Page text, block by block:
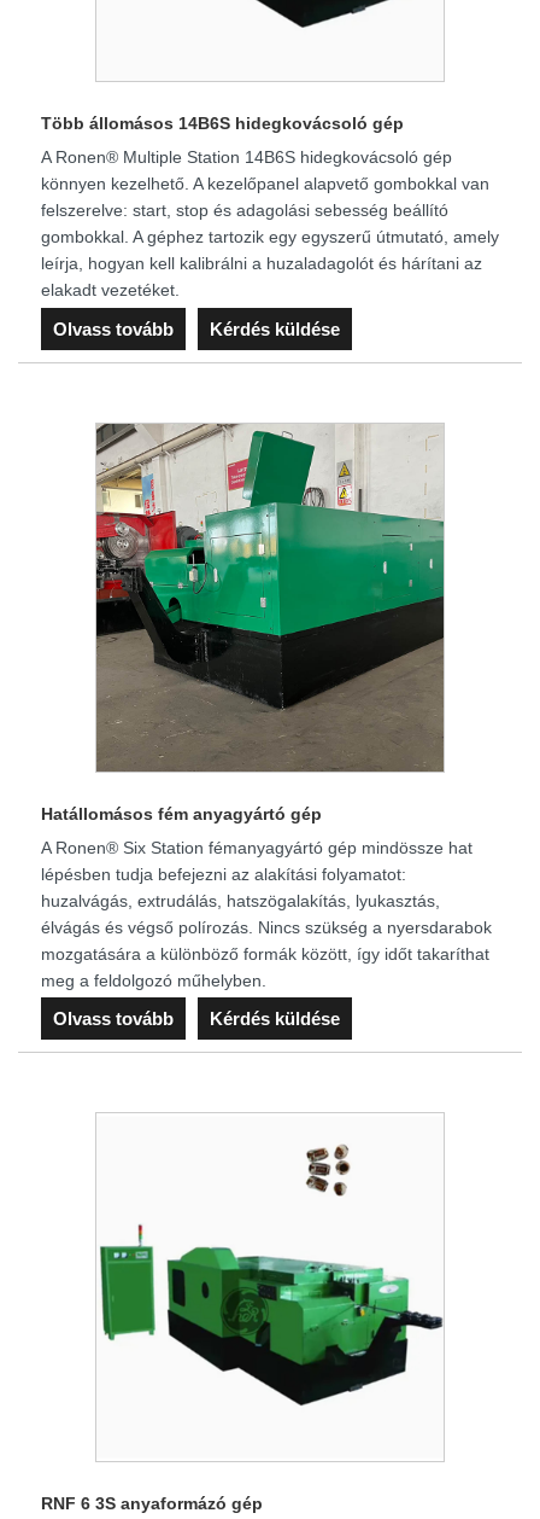
Több állomásos 14B6S hidegkovácsoló gép
A Ronen® Multiple Station 14B6S hidegkovácsoló gép
könnyen kezelhető. A kezelőpanel alapvető gombokkal van
felszerelve: start, stop és adagolási sebesség beállító
gombokkal. A géphez tartozik egy egyszerű útmutató, amely
leírja, hogyan kell kalibrálni a huzaladagolót és hárítani az
elakadt vezetéket.
Olvass tovább Kérdés küldése
Hatállomásos fém anyagyártó gép
A Ronen® Six Station fémanyagyártó gép mindössze hat
lépésben tudja befejezni az alakítási folyamatot:
huzalvágás, extrudálás, hatszögalakítás, lyukasztás,
élvágás és végső polírozás. Nincs szükség a nyersdarabok
mozgatására a különböző formák között, így időt takaríthat
meg a feldolgozó műhelyben.
Olvass tovább Kérdés küldése
RNF 6 3S anyaformázó gép